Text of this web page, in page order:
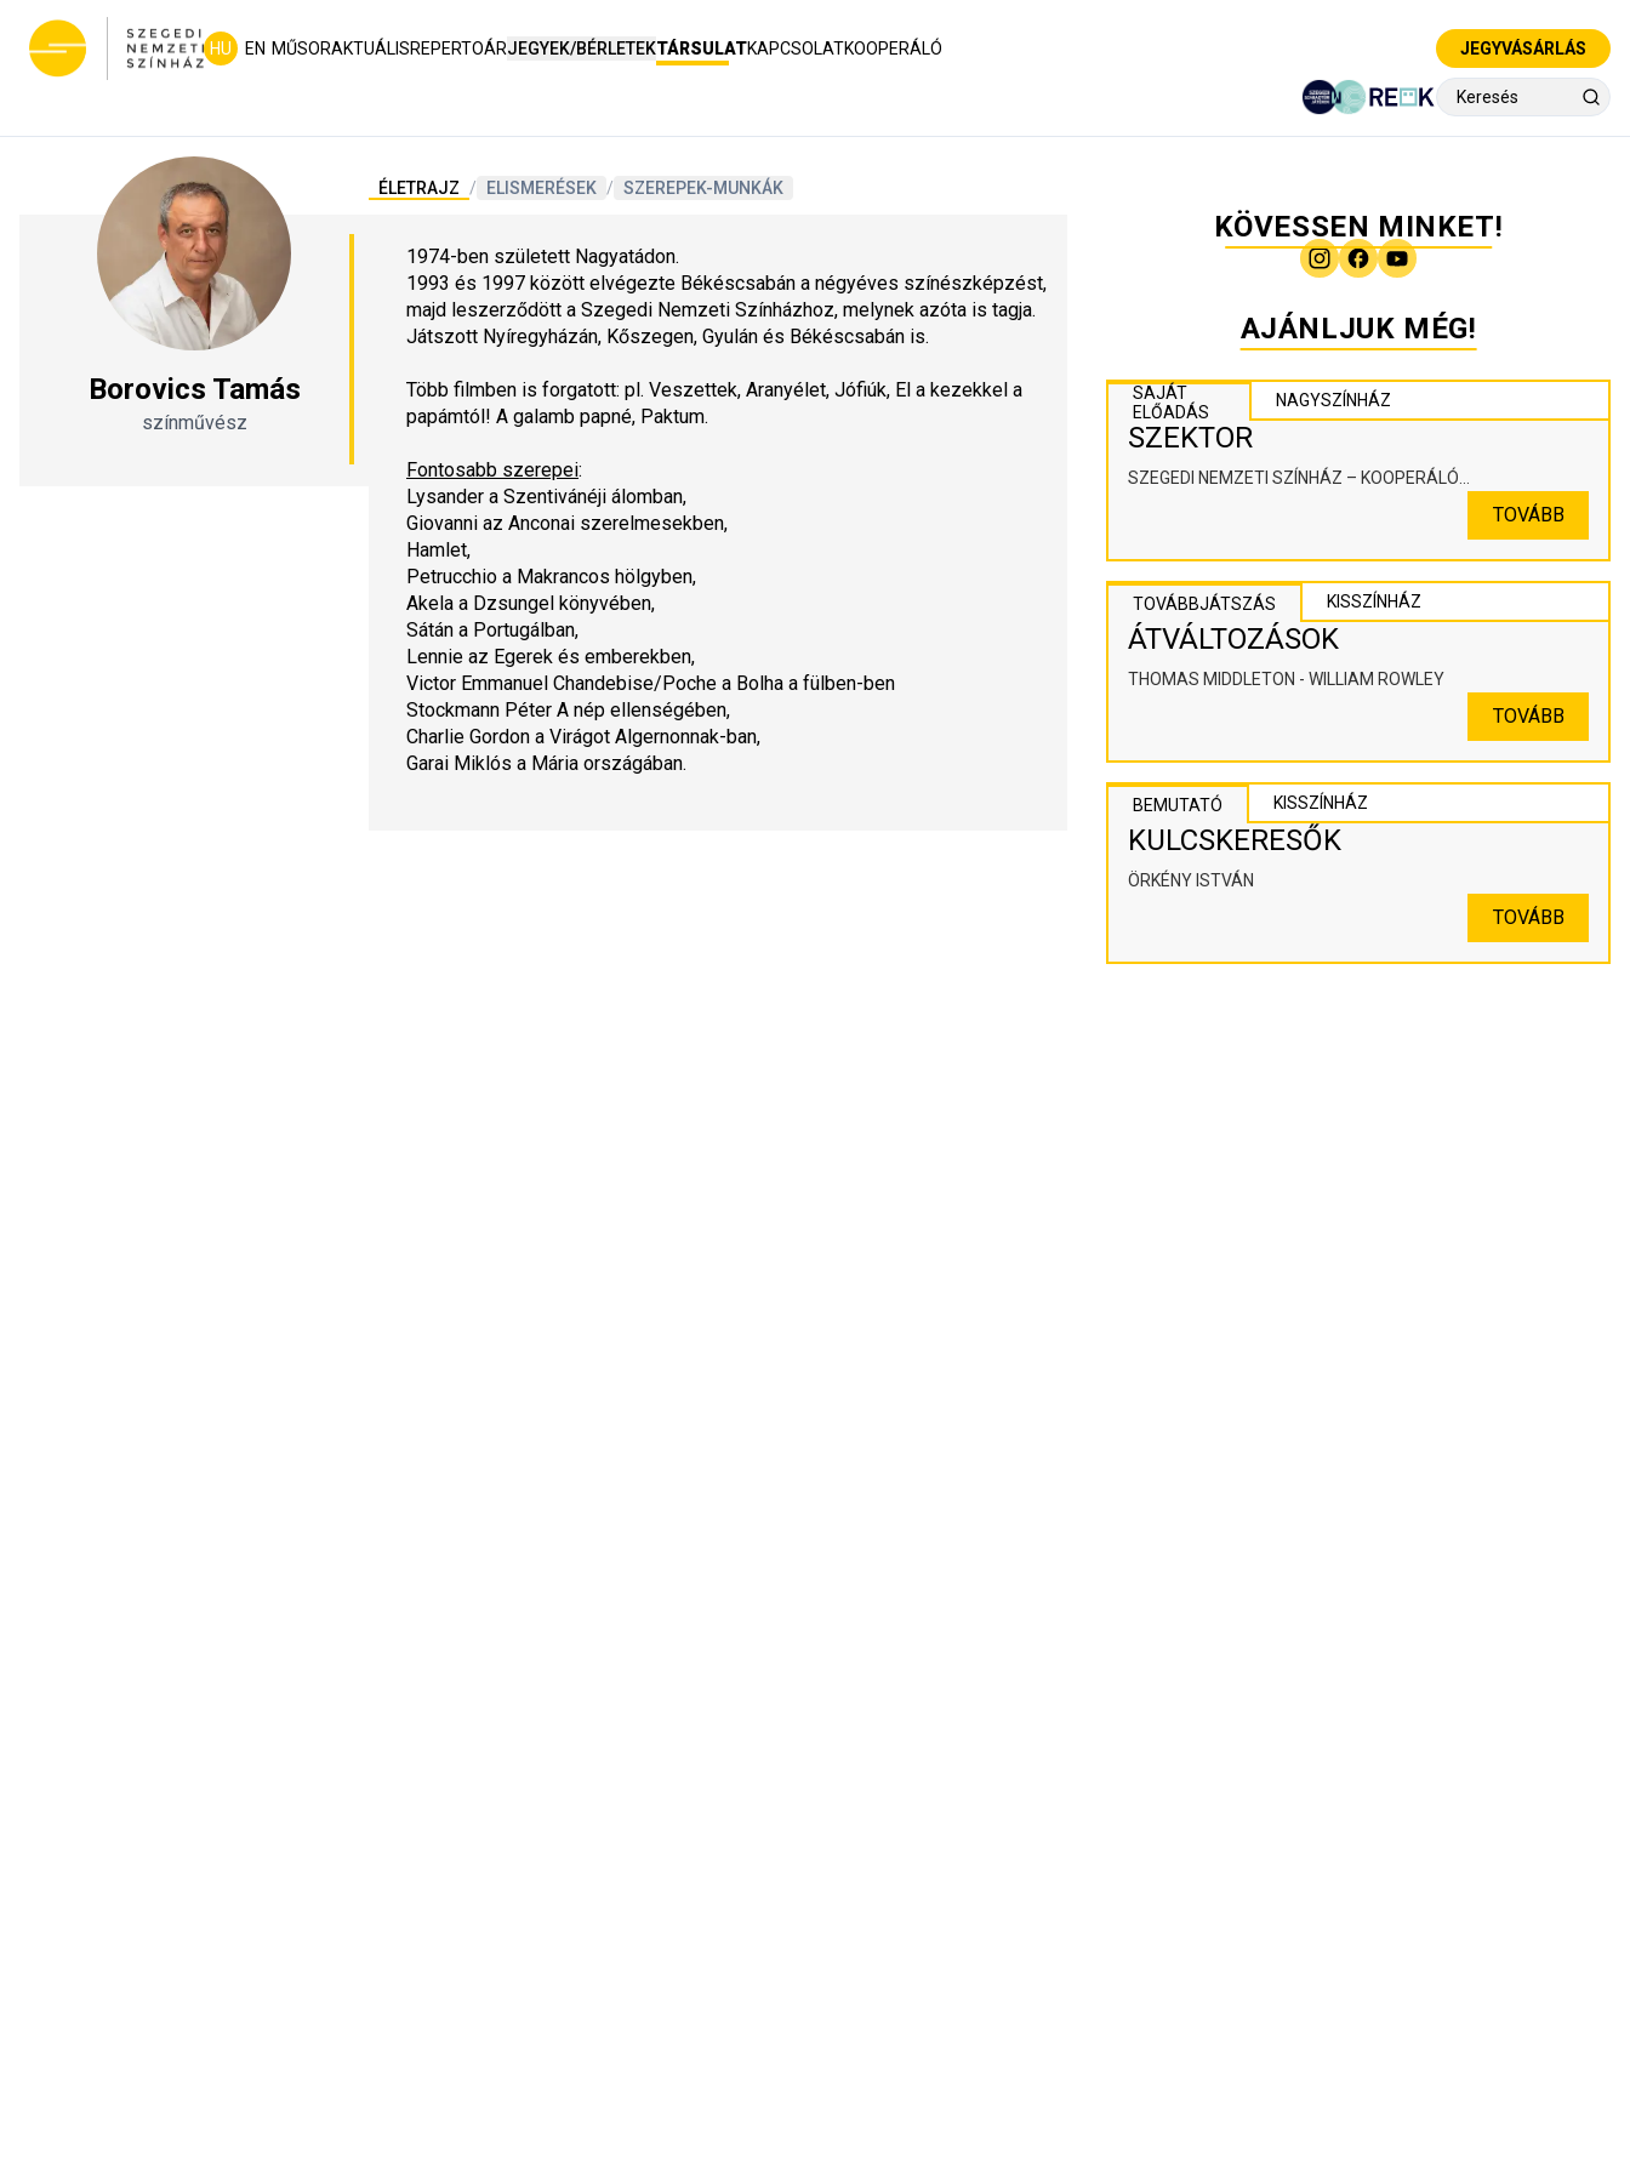
HU EN MŰSORAKTUÁLISREPERTOÁRJEGYEK/BÉRLETEKTÁRSULATKAPCSOLATKOOPERÁLÓ JEGYVÁSÁRLÁS
Borovics Tamás
színművész
ÉLETRAJZ / ELISMERÉSEK / SZEREPEK-MUNKÁK
1974-ben született Nagyatádon.
1993 és 1997 között elvégezte Békéscsabán a négyéves színészképzést,
majd leszerződött a Szegedi Nemzeti Színházhoz, melynek azóta is tagja.
Játszott Nyíregyházán, Kőszegen, Gyulán és Békéscsabán is.
Több filmben is forgatott: pl. Veszettek, Aranyélet, Jófiúk, El a kezekkel a
papámtól! A galamb papné, Paktum.
Fontosabb szerepei:
Lysander a Szentivánéji álomban,
Giovanni az Anconai szerelmesekben,
Hamlet,
Petrucchio a Makrancos hölgyben,
Akela a Dzsungel könyvében,
Sátán a Portugálban,
Lennie az Egerek és emberekben,
Victor Emmanuel Chandebise/Poche a Bolha a fülben-ben
Stockmann Péter A nép ellenségében,
Charlie Gordon a Virágot Algernonnak-ban,
Garai Miklós a Mária országában.
KÖVESSEN MINKET!
AJÁNLJUK MÉG!
SAJÁT
ELŐADÁS
NAGYSZÍNHÁZ
SZEKTOR
SZEGEDI NEMZETI SZÍNHÁZ – KOOPERÁLÓ
TOVÁBB
TOVÁBBJÁTSZÁS KISSZÍNHÁZ
ÁTVÁLTOZÁSOK
THOMAS MIDDLETON - WILLIAM ROWLEY
TOVÁBB
BEMUTATÓ KISSZÍNHÁZ
KULCSKERESŐK
ÖRKÉNY ISTVÁN
TOVÁBB